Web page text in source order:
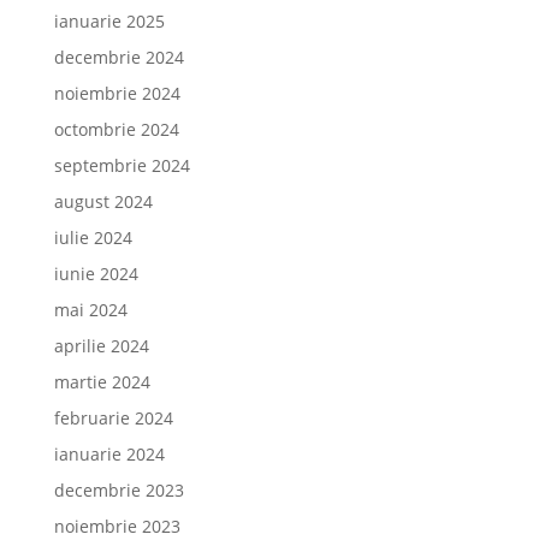
ianuarie 2025
decembrie 2024
noiembrie 2024
octombrie 2024
septembrie 2024
august 2024
iulie 2024
iunie 2024
mai 2024
aprilie 2024
martie 2024
februarie 2024
ianuarie 2024
decembrie 2023
noiembrie 2023